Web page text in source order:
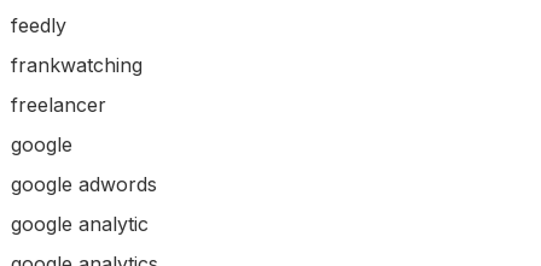
feedly
frankwatching
freelancer
google
google adwords
google analytic